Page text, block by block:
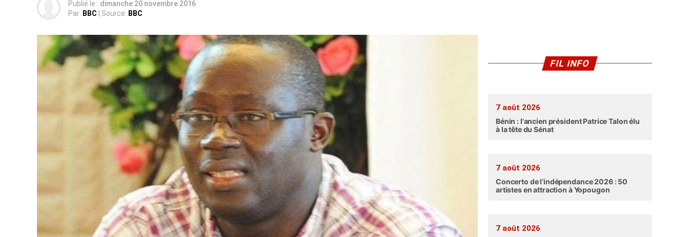
Publié le : dimanche 20 novembre 2016
Par: BBC | Source: BBC
FIL INFO
7 août 2026
Bénin : l'ancien président Patrice Talon élu
à la tête du Sénat
7 août 2026
Concerto de l’indépendance 2026 : 50
artistes en attraction à Yopougon
7 août 2026